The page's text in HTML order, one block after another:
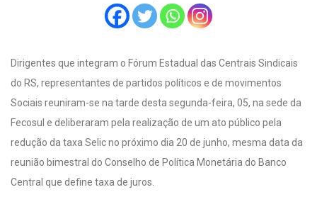
Dirigentes que integram o Fórum Estadual das Centrais Sindicais
do RS, representantes de partidos políticos e de movimentos
Sociais reuniram-se na tarde desta segunda-feira, 05, na sede da
Fecosul e deliberaram pela realização de um ato público pela
redução da taxa Selic no próximo dia 20 de junho, mesma data da
reunião bimestral do Conselho de Política Monetária do Banco
Central que define taxa de juros.